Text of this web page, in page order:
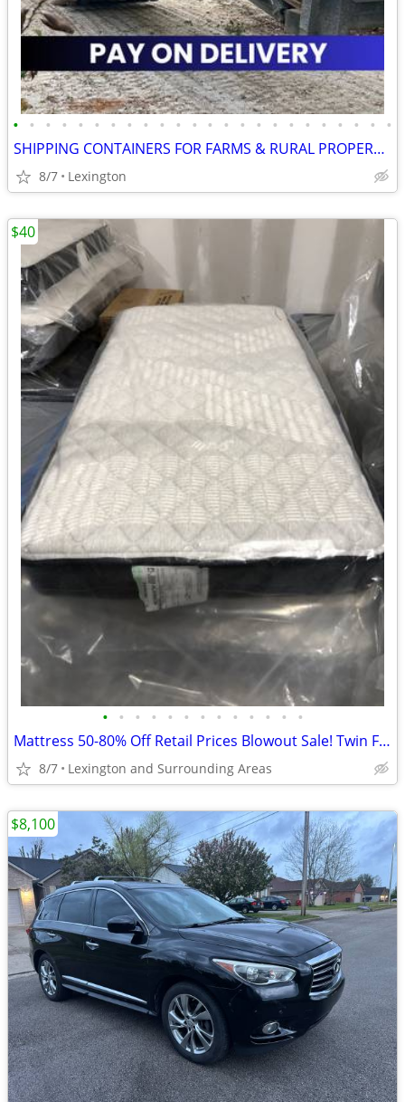
• • • • • • • • • • • • • • • • • • • • • • • •
SHIPPING CONTAINERS FOR FARMS & RURAL PROPERTIES 502-281-0418
8/7 Lexington
• • • • • • • • • • • • •
Mattress 50-80% Off Retail Prices Blowout Sale! Twin Full Queen King
8/7 Lexington and Surrounding Areas
$40
$8,100